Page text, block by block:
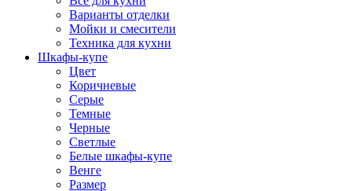
Варианты отделки
Мойки и смесители
Техника для кухни
Шкафы-купе
Цвет
Коричневые
Серые
Темные
Черные
Светлые
Белые шкафы-купе
Венге
Размер